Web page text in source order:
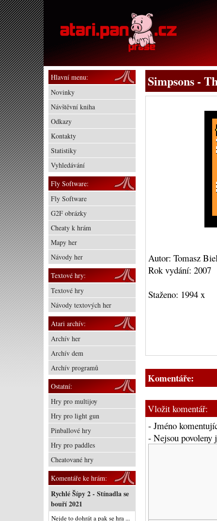
Simpsons -
Autor: Tomasz
Rok vydání: 2007
Staženo: 1994 x
Komentáře:
Vložit komentář:
- Jméno
- Nejsou
Hlavní menu:
Novinky
Návštěvní kniha
Odkazy
Kontakty
Statistiky
Vyhledávání
Fly Software:
Fly Software
G2F obrázky
Cheaty k hrám
Mapy her
Návody her
Textové hry:
Textové hry
Návody textových her
Atari archív:
Archív her
Archív dem
Archív programů
Ostatní:
Hry pro multijoy
Hry pro light gun
Pinballové hry
Hry pro paddles
Cheatované hry
Komentáře ke hrám:
Rychlé Šípy 2 - Stínadla se
bouří 2021
Nejde to dohrát a pak se hra ...